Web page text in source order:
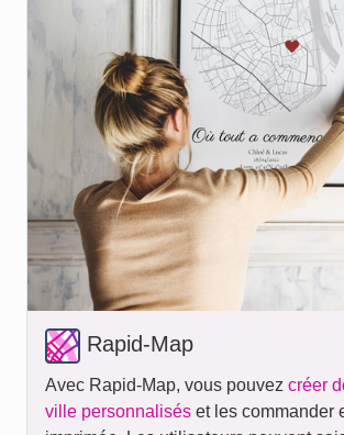
Rapid-Map
Avec Rapid-Map, vous pouvez créer
ville personnalisés et les commander